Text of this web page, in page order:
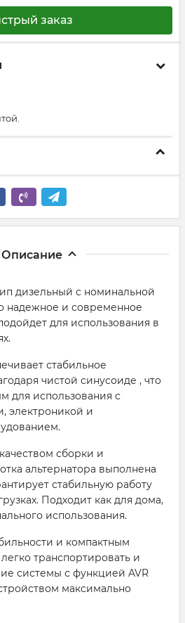
заказ
Описание
дизельный с номинальной
надежное и современное
для использования в
стабильное
чистой синусоиде , что
для использования с
электроникой и
сборки и
альтернатора выполнена
стабильную работу
Подходит как для дома,
использования.
и компактным
транспортировать и
системы с функцией AVR
максимально